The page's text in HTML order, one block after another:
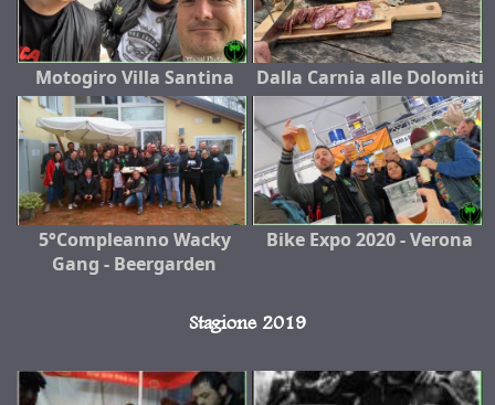
Motogiro Villa Santina Dalla Carnia alle Dolomiti
5°Compleanno Wacky
Gang - Beergarden
Bike Expo 2020 - Verona
Stagione 2019